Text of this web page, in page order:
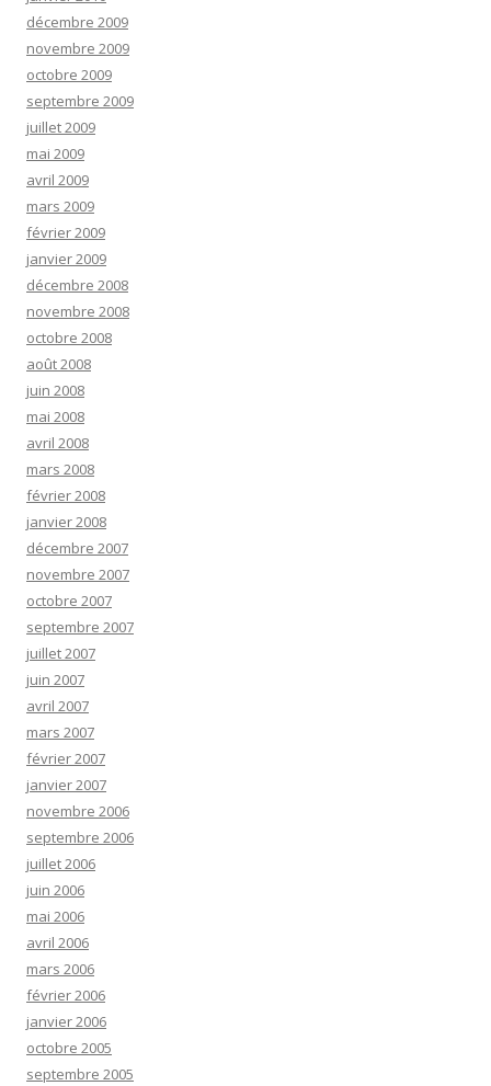
décembre 2009
novembre 2009
octobre 2009
septembre 2009
juillet 2009
mai 2009
avril 2009
mars 2009
février 2009
janvier 2009
décembre 2008
novembre 2008
octobre 2008
août 2008
juin 2008
mai 2008
avril 2008
mars 2008
février 2008
janvier 2008
décembre 2007
novembre 2007
octobre 2007
septembre 2007
juillet 2007
juin 2007
avril 2007
mars 2007
février 2007
janvier 2007
novembre 2006
septembre 2006
juillet 2006
juin 2006
mai 2006
avril 2006
mars 2006
février 2006
janvier 2006
octobre 2005
septembre 2005